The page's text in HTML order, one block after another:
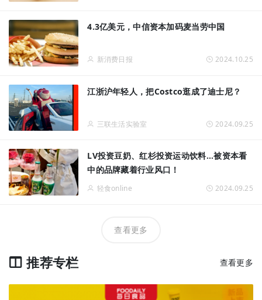
4.3亿美元，中信资本加码麦当劳中国
新消费日报 2024.10.25
江浙沪年轻人，把Costco逛成了迪士尼？
三联生活实验室 2024.09.25
LV投资豆奶、红杉投资运动饮料...被资本看
中的品牌藏着行业风口！
轻食online 2024.09.25
查看更多
推荐专栏 查看更多